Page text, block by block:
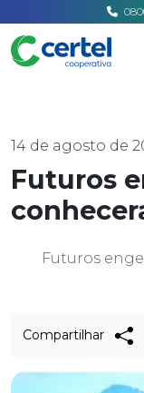
Certel
14 de agosto de
Futuros
Futuros
Compartilhar